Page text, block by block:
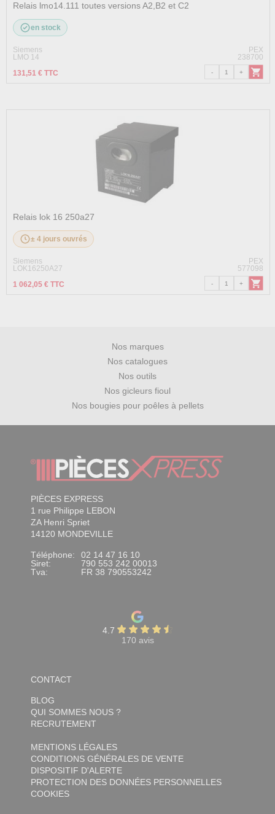
Relais lmo14.111 toutes versions A2,B2 et C2
en stock
Siemens
PEX
LMO 14
238700
131,51 € TTC
Relais lok 16 250a27
± 4 jours ouvrés
Siemens
PEX
LOK16250A27
577098
1 062,05 € TTC
Nos marques
Nos catalogues
Nos outils
Nos gicleurs fioul
Nos bougies pour poêles à pellets
PIÈCES EXPRESS
1 rue Philippe LEBON
ZA Henri Spriet
14120 MONDEVILLE
Téléphone:
02 14 47 16 10
Siret:
790 553 242 00013
Tva:
FR 38 790553242
4.7
170 avis
CONTACT
BLOG
QUI SOMMES NOUS ?
RECRUTEMENT
MENTIONS LÉGALES
CONDITIONS GÉNÉRALES DE VENTE
DISPOSITIF D'ALERTE
PROTECTION DES DONNÉES PERSONNELLES
COOKIES